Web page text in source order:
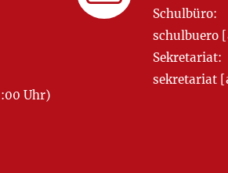
Uhr)
Schulbüro:
schulbuero
Sekretariat:
sekretariat